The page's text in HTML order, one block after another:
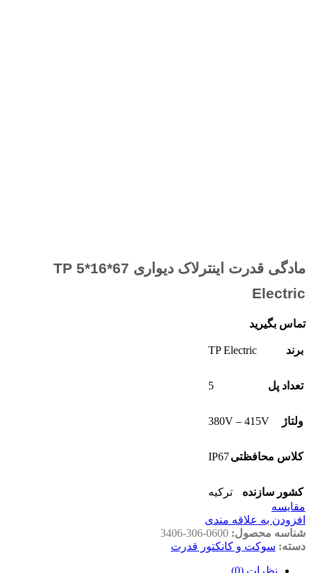
مادگی قدرت اینترلاک دیواری 67*16*5 TP
Electric
تماس بگیرید
برند TP Electric
تعداد پل 5
ولتاژ 380V – 415V
کلاس محافظتیIP67
کشور سازنده
ترکیه
مقايسه
افزودن به علاقه مندی
شناسه محصول: 3406-306-0600
دسته: سوکت و کانکتور قدرت
نظرات (0)